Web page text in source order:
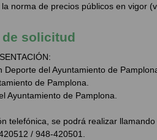
norma de precios públicos en vigor
solicitud
Deporte del Ayuntamiento de
de Pamplona.
Ayuntamiento de Pamplona.
telefónica, se podrá realizar
/ 948-420501.